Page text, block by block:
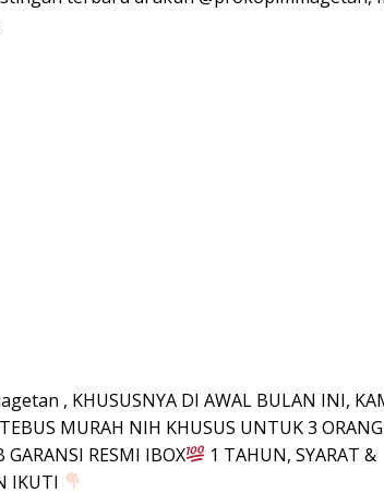
, KHUSUSNYA DI AWAL BULAN INI,
MURAH NIH KHUSUS UNTUK 3
RESMI IBOX
1 TAHUN, SYARAT &
IKUTI